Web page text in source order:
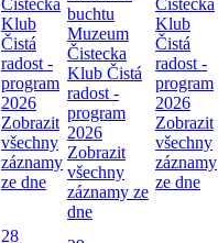
Čistecka
Klub
Čistá
radost -
program
2026
Zobrazit
všechny
záznamy
ze dne
buchtu
Muzeum
Čistecka
Klub Čistá
radost -
program
2026
Zobrazit
všechny
záznamy ze
dne
Čistecka
Klub
Čistá
radost -
program
2026
Zobrazit
všechny
záznamy
ze dne
28